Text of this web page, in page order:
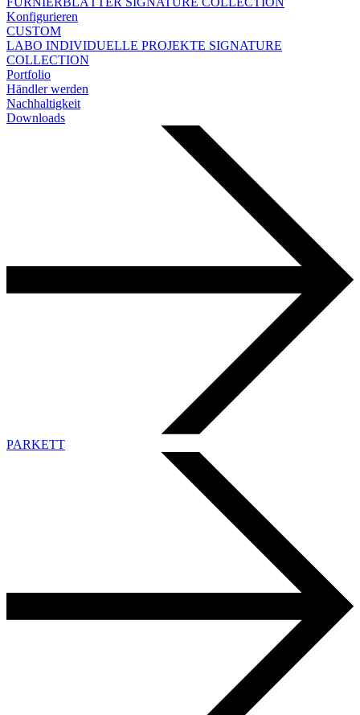
Konfigurieren
CUSTOM
LABO INDIVIDUELLE PROJEKTE SIGNATURE
COLLECTION
Portfolio
Händler werden
Nachhaltigkeit
Downloads
PARKETT